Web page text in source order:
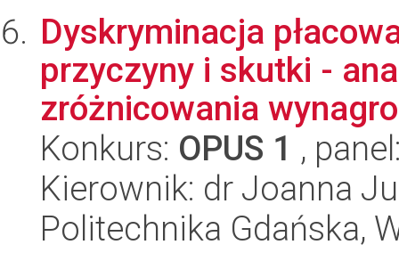
Dyskryminacja
przyczyny i skutki -
zróżnicowania
Konkurs: OPUS 1 ,
Kierownik: dr Joanna
Politechnika Gdańska,